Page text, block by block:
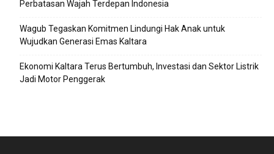
Perbatasan Wajah Terdepan Indonesia
Wagub Tegaskan Komitmen Lindungi Hak Anak untuk
Wujudkan Generasi Emas Kaltara
Ekonomi Kaltara Terus Bertumbuh, Investasi dan Sektor Listrik
Jadi Motor Penggerak